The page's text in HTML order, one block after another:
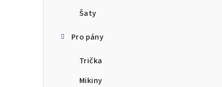
Šaty
Pro pány
Trička
Mikiny